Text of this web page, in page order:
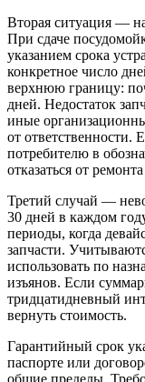
Вторая ситуация —
При сдаче
указанием срока
конкретное число
верхнюю границу:
дней. Недостаток
иные
от ответственности.
потребителю в
отказаться от
Третий случай —
30 дней в каждом
периоды, когда
запчасти.
использовать по
изъянов. Если
тридцатидневный
вернуть стоимость.
Гарантийный срок
паспорте или
общие пределы.